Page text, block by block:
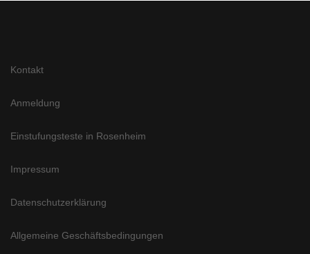
Kontakt
Anmeldung
Einstufungsteste in Rosenheim
Impressum
Datenschutzerklärung
Allgemeine Geschäftsbedingungen